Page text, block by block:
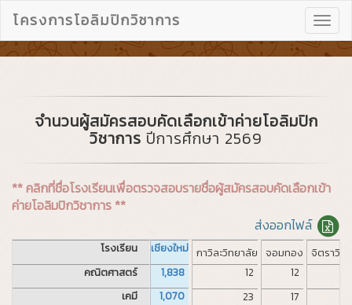
โครงการโอลิมปิกวิชาการ
จำนวนผู้สมัครสอบคัดเลือกเข้าค่ายโอลิมปิก
วิชาการ ปีการศึกษา 2569
** คลิกที่ชื่อโรงเรียนเพื่อตรวจสอบรายชื่อผู้สมัครสอบคัดเลือกเข้า
ค่ายโอลิมปิกวิชาการ **
ส่งออกไฟล์
โรงเรียน
คณิตศาสตร์
เคมี
เชียงใหม่
1,838
1,070
กาวิละวิทยาลัย
12
23
จอมทอง
12
17
จิตราวิท